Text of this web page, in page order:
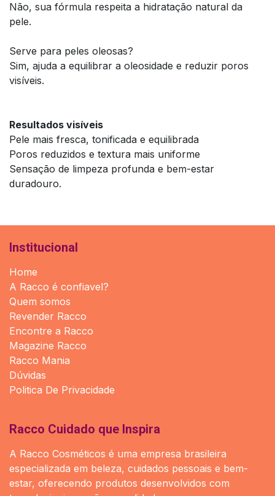
Não, sua fórmula respeita a hidratação natural da
pele.
Serve para peles oleosas?
Sim, ajuda a equilibrar a oleosidade e reduzir poros
visíveis.
Resultados visíveis
Pele mais fresca, tonificada e equilibrada
Poros reduzidos e textura mais uniforme
Sensação de limpeza profunda e bem-estar
duradouro.
Institucional
Home
A Racco é confiavel?
Quem somos
Revender Racco
Encontre a Racco
Magazine Racco
Racco Mania
Dúvidas
Politica De Privacidade
Racco Cuidado que Inspira
A Racco Cosméticos é uma empresa brasileira
especializada em beleza, cuidados pessoais e bem-
estar, oferecendo produtos desenvolvidos com